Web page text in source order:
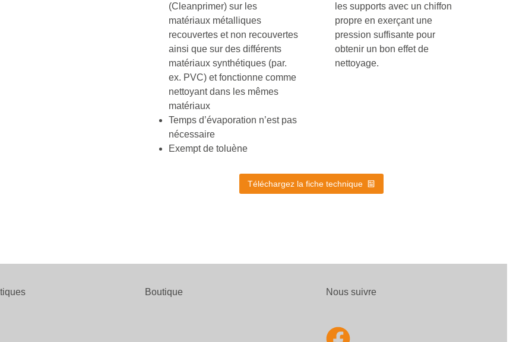
(Cleanprimer) sur les
matériaux métalliques
recouvertes et non recouvertes
ainsi que sur des différents
matériaux synthétiques (par.
ex. PVC) et fonctionne comme
nettoyant dans les mêmes
matériaux
Temps d’évaporation n’est pas
nécessaire
Exempt de toluène
les supports avec un chiffon
propre en exerçant une
pression suffisante pour
obtenir un bon effet de
nettoyage.
Téléchargez la fiche technique
Boutique Nous suivre